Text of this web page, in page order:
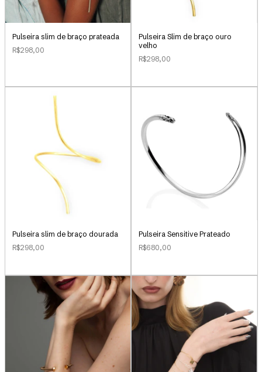
Pulseira slim de braço prateada
R$298,00
Pulseira Slim de braço ouro
velho
R$298,00
Pulseira slim de braço dourada
R$298,00
Pulseira Sensitive Prateado
R$680,00